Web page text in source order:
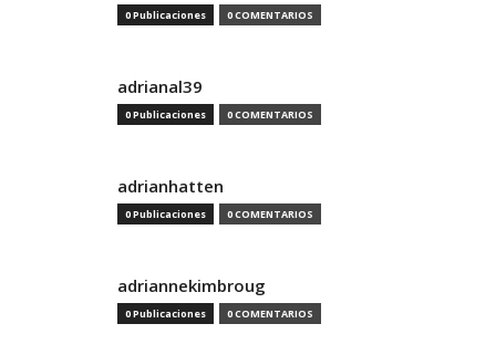
0 Publicaciones 0 COMENTARIOS
adrianal39
0 Publicaciones 0 COMENTARIOS
adrianhatten
0 Publicaciones 0 COMENTARIOS
adriannekimbroug
0 Publicaciones 0 COMENTARIOS